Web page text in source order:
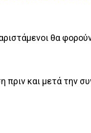
θα
πριν και μετά την